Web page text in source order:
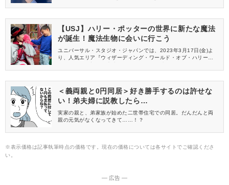
ボで大盛り上がり中！特別なフードも続々登場していますよ♪目で
【USJ】ハリー・ポッターの世界に新たな魔法
が誕生！魔法生物に会いに行こう
ユニバーサル・スタジオ・ジャパンでは、2023年3月17日(金)よ
り、人気エリア『ウィザーディング・ワールド・オブ・ハリー・
フラーやベビードラゴンに会えるチャンスです♪まるで映画の中に
＜義両親と0円同居＞好き勝手するのは許せな
い！弟夫婦に説教したら…
実家の親と、弟家族が始めた二世帯住宅での同居。だんだんと両
親の元気がなくなってきて……！？
※表示価格は記事執筆時点の価格です。現在の価格については各サイトでご確認くださ
い。
― 広告 ―